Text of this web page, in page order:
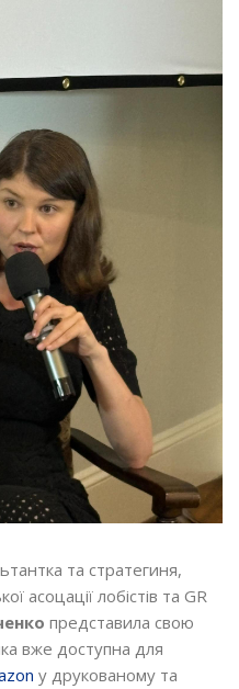
та стратегиня,
асоцації лобістів та GR
представила свою
вже доступна для
у друкованому та